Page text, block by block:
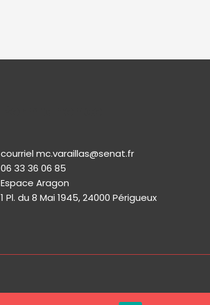
courriel mc.varaillas@senat.fr
06 33 36 06 85
Espace Aragon
1 Pl. du 8 Mai 1945, 24000 Périgueux​